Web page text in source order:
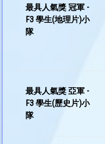
最具人氣獎 冠軍 -
F3 學生(地理片)小
隊
最具人氣獎 亞軍 -
F3 學生(歷史片)小
隊